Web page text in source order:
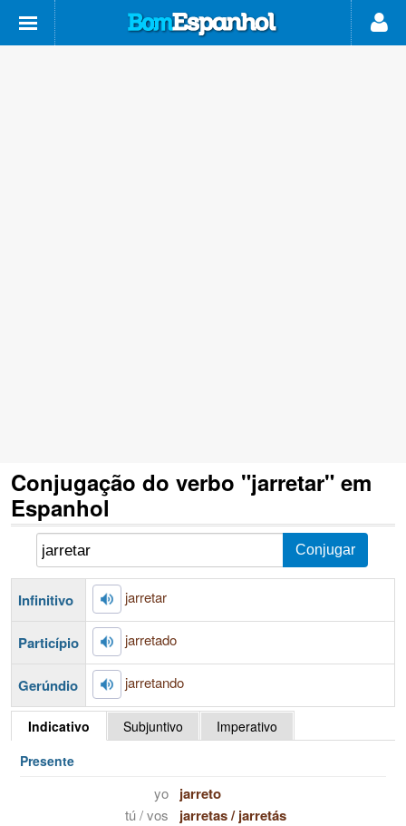
Conjugação do verbo "jarretar" em
Espanhol
Infinitivo jarretar
Particípio jarretado
Gerúndio jarretando
Indicativo Subjuntivo
Imperativo
Presente
yo jarreto
tú / vos jarretas/jarretás